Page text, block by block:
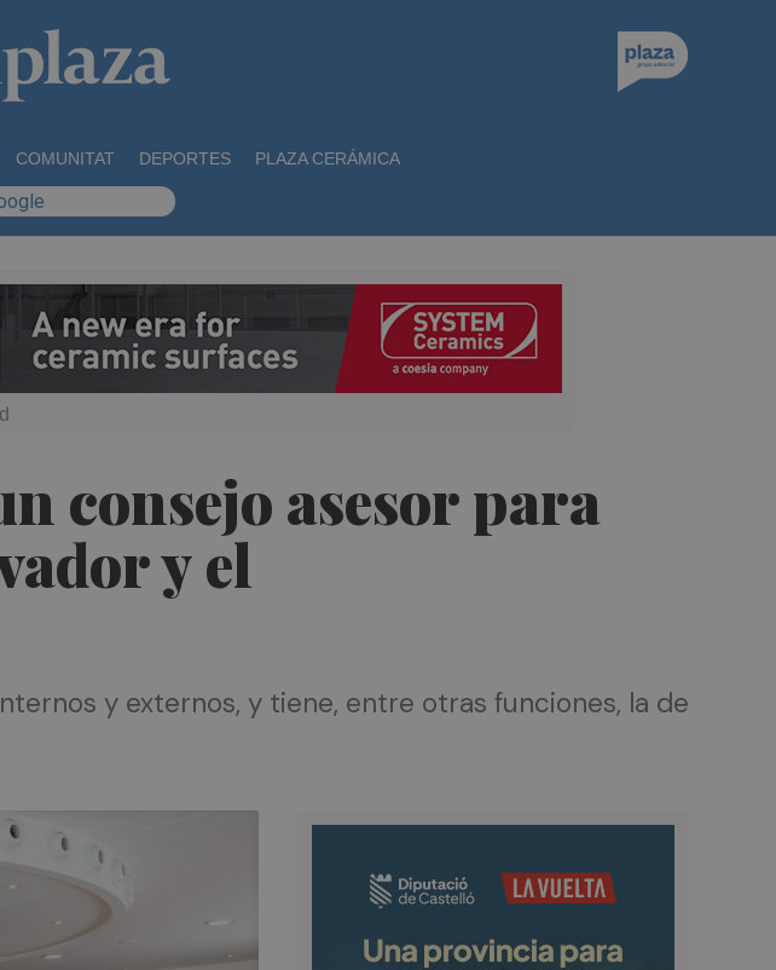
COMUNITAT DEPORTES PLAZA CERÁMICA
consejo asesor para
y el
y externos, y tiene, entre otras funciones, la de